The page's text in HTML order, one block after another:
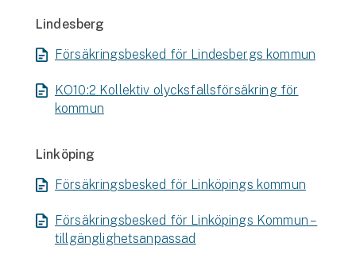
Lindesberg
Försäkringsbesked för Lindesbergs kommun
KO10:2 Kollektiv olycksfallsförsäkring för
kommun
Linköping
Försäkringsbesked för Linköpings kommun
Försäkringsbesked för Linköpings Kommun –
tillgänglighetsanpassad